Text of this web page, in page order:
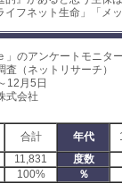
イフネット生命」「メ
」のアンケートモニタ
（ネットリサーチ）
12月5日
式会社
合計 年代
11,831 度数
100% ％